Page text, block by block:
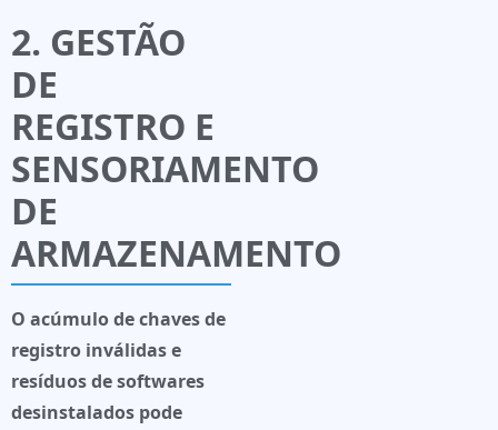
2. GESTÃO
DE
REGISTRO E
SENSORIAMENTO
DE
ARMAZENAMENTO
O acúmulo de chaves de
registro inválidas e
resíduos de softwares
desinstalados pode